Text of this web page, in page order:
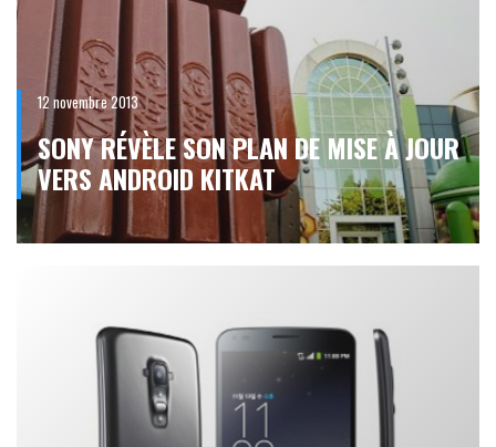
12 novembre 2013
SONY RÉVÈLE SON PLAN DE MISE À JOUR
VERS ANDROID KITKAT